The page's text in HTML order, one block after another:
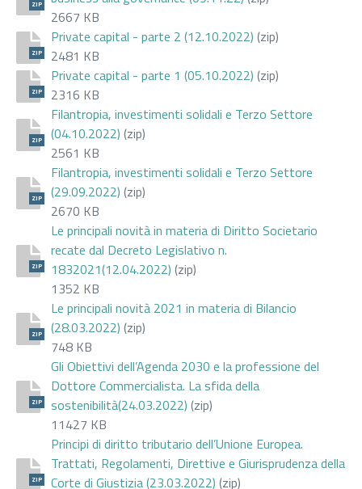
ZIP
2667 KB
ZIP
Private capital - parte 2 (12.10.2022) (zip)
2481 KB
ZIP
Private capital - parte 1 (05.10.2022) (zip)
2316 KB
ZIP
Filantropia, investimenti solidali e Terzo Settore
(04.10.2022) (zip)
2561 KB
ZIP
Filantropia, investimenti solidali e Terzo Settore
(29.09.2022) (zip)
2670 KB
ZIP
Le principali novità in materia di Diritto Societario
recate dal Decreto Legislativo n.
1832021(12.04.2022) (zip)
1352 KB
ZIP
Le principali novità 2021 in materia di Bilancio
(28.03.2022) (zip)
748 KB
ZIP
Gli Obiettivi dell’Agenda 2030 e la professione del
Dottore Commercialista. La sfida della
sostenibilità(24.03.2022) (zip)
11427 KB
ZIP
Principi di diritto tributario dell’Unione Europea.
Trattati, Regolamenti, Direttive e Giurisprudenza della
Corte di Giustizia (23.03.2022) (zip)